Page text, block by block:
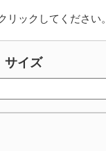
ックしてください。
サイズ